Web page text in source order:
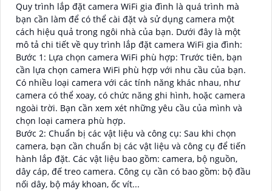
Quy trình lắp đặt camera WiFi gia đình là quá trình mà
bạn cần làm để có thể cài đặt và sử dụng camera một
cách hiệu quả trong ngôi nhà của bạn. Dưới đây là một
mô tả chi tiết về quy trình lắp đặt camera WiFi gia đình:
Bước 1: Lựa chọn camera WiFi phù hợp: Trước tiên, bạn
cần lựa chọn camera WiFi phù hợp với nhu cầu của bạn.
Có nhiều loại camera với các tính năng khác nhau, như
camera có thể xoay, có chức năng ghi hình, hoặc camera
ngoài trời. Bạn cần xem xét những yêu cầu của mình và
chọn loại camera phù hợp.
Bước 2: Chuẩn bị các vật liệu và công cụ: Sau khi chọn
camera, bạn cần chuẩn bị các vật liệu và công cụ để tiến
hành lắp đặt. Các vật liệu bao gồm: camera, bộ nguồn,
dây cáp, đế treo camera. Công cụ cần có bao gồm: bộ đầu
nối dây, bộ máy khoan, ốc vít...